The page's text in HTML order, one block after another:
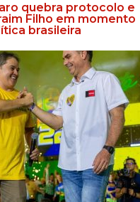
quebra protocolo e
Filho em momento
brasileira